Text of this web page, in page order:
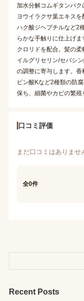
加水分解コムギタンパ
ヨウイラクサ葉エキス
ハク酸ジヘプチルなど2
らかな手触りに仕上げ
クロリドを配合。髪の
イルグリセリン/セバシ
の調整に寄与します。
ビン酸Kなど2種類の防
保ち、細菌やカビの繁殖
口コミ評価
まだ口コミはありま
全0件
Recent Posts